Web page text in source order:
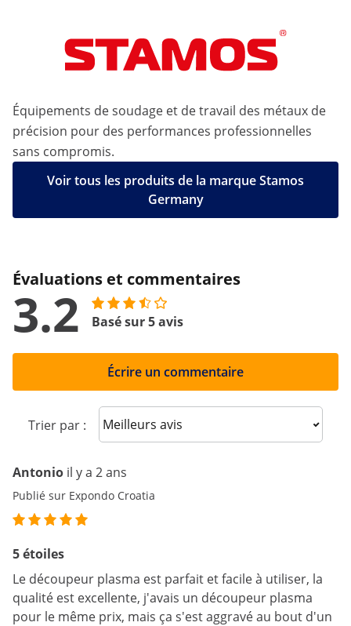
Équipements de soudage et de travail des métaux de
précision pour des performances professionnelles
sans compromis.
Voir tous les produits de la marque Stamos
Germany
Évaluations et commentaires
3.2 Basé sur 5 avis
Écrire un commentaire
Trier par : Sort reviews
Antonio il y a 2 ans
Publié sur Expondo Croatia
5 étoiles
Le découpeur plasma est parfait et facile à utiliser, la
qualité est excellente, j'avais un découpeur plasma
pour le même prix, mais ça s'est aggravé au bout d'un